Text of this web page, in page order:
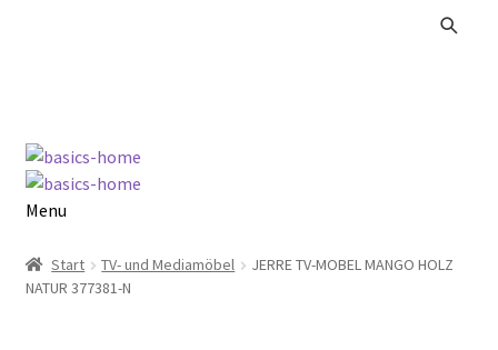
Zur
Navigation
springen
Zum
Inhalt
springen
Menu
Alle Produkte
Start TV- und Mediamöbel
JERRE TV-MOBEL MANGO HOLZ
NATUR 377381-N